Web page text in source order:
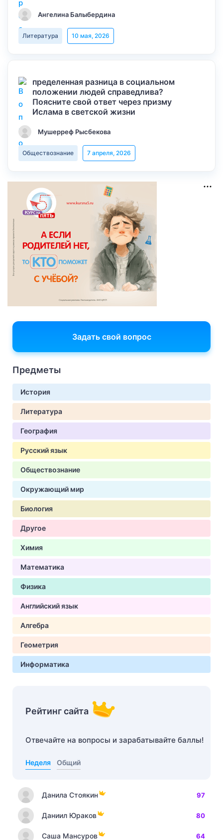
Ангелина Балыбердина
Литература 10 мая, 2026
пределенная разница в социальном
положении людей справедлива?
Поясните свой ответ через призму
Ислама в светской жизни
Мушерреф Рысбекова
Обществознание 7 апреля, 2026
Задать свой вопрос
Предметы
История
Литература
География
Русский язык
Обществознание
Окружающий мир
Биология
Другое
Химия
Математика
Физика
Английский язык
Алгебра
Геометрия
Информатика
Рейтинг сайта
Отвечайте на вопросы и зарабатывайте баллы!
Неделя Общий
Данила Стоякин 97
Даниил Юраков 80
Саша Мансуров 64